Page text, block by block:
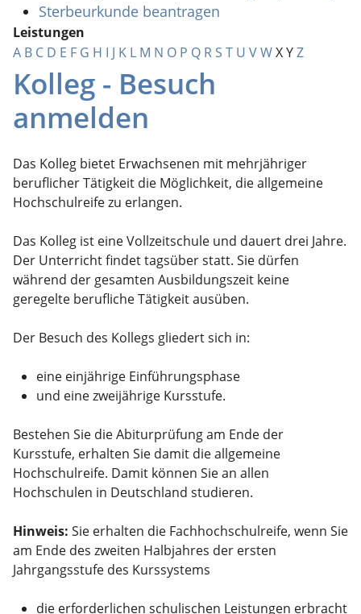
Sterbeurkunde beantragen
Leistungen
A B C D E F G H I J K L M N O P Q R S T U VWXYZ
Kolleg - Besuch
anmelden
Das Kolleg bietet Erwachsenen mit mehrjähriger
beruflicher Tätigkeit die Möglichkeit, die allgemeine
Hochschulreife zu erlangen.
Das Kolleg ist eine Vollzeitschule und dauert drei Jahre.
Der Unterricht findet tagsüber statt. Sie dürfen
während der gesamten Ausbildungszeit keine
geregelte berufliche Tätigkeit ausüben.
Der Besuch des Kollegs gliedert sich in:
eine einjährige Einführungsphase
und eine zweijährige Kursstufe.
Bestehen Sie die Abiturprüfung am Ende der
Kursstufe, erhalten Sie damit die allgemeine
Hochschulreife. Damit können Sie an allen
Hochschulen in Deutschland studieren.
Hinweis: Sie erhalten die Fachhochschulreife, wenn Sie
am Ende des zweiten Halbjahres der ersten
Jahrgangsstufe des Kurssystems
die erforderlichen schulischen Leistungen erbracht